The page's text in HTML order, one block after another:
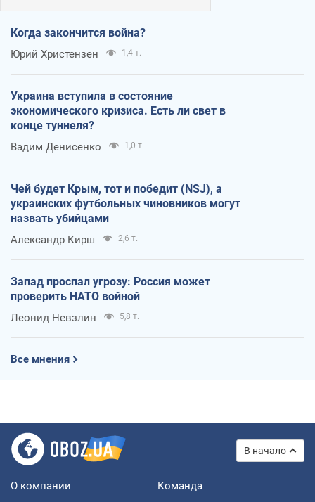
Когда закончится война?
Юрий Христензен 1,4 т.
Украина вступила в состояние
экономического кризиса. Есть ли свет в
конце туннеля?
Вадим Денисенко 1,0 т.
Чей будет Крым, тот и победит (NSJ), а
украинских футбольных чиновников могут
назвать убийцами
Александр Кирш 2,6 т.
Запад проспал угрозу: Россия может
проверить НАТО войной
Леонид Невзлин 5,8 т.
Все мнения
В начало
О компании Команда